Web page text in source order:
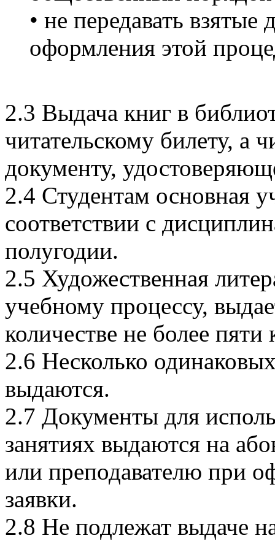
• не передавать
оформления этой
2.3 Выдача книг в
читательскому билету, а
документу,
2.4 Студентам основная
соответствии с
полугодии.
2.5 Художественная
учебному процессу,
количестве не более пяти
2.6 Несколько
выдаются.
2.7 Документы для
занятиях выдаются на
или преподавателю при
заявки.
2.8 Не подлежат выдаче